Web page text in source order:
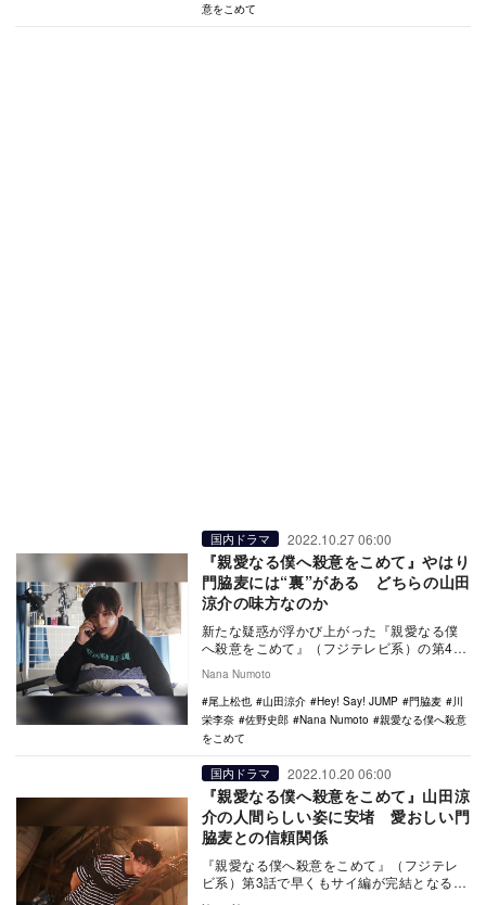
意をこめて
国内ドラマ 2022.10.27 06:00
『親愛なる僕へ殺意をこめて』やはり
門脇麦には“裏”がある どちらの山田
涼介の味方なのか
新たな疑惑が浮かび上がった『親愛なる僕
へ殺意をこめて』（フジテレビ系）の第4
とで畑葉子（浅…
Nana Numoto
尾上松也
山田涼介 Hey! Say! JUMP 門脇麦
川
栄李奈
佐野史郎 Nana Numoto
親愛なる僕へ殺意
をこめて
国内ドラマ 2022.10.20 06:00
『親愛なる僕へ殺意をこめて』山田涼
介の人間らしい姿に安堵 愛おしい門
脇麦との信頼関係
『親愛なる僕へ殺意をこめて』（フジテレ
ビ系）第3話で早くもサイ編が完結となる。